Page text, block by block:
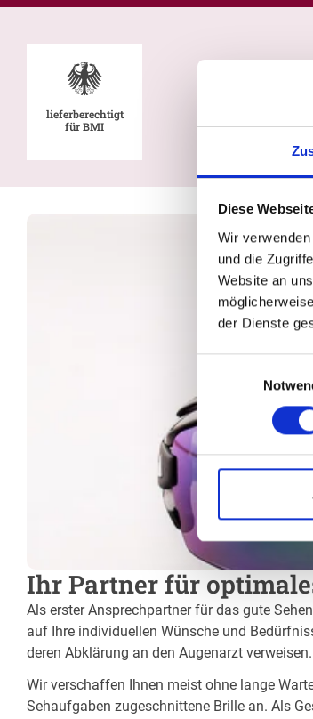
Diese
Wir
und die
Website an
der Dienste
lieferberechtigt
für BMI
Ihr Partner für
Als erster Ansprechpartner für das gute
auf Ihre individuellen Wünsche und
deren Abklärung an den Augenarzt verweisen.
Wir verschaffen Ihnen meist ohne lange
Sehaufgaben zugeschnittene Brille an. Als